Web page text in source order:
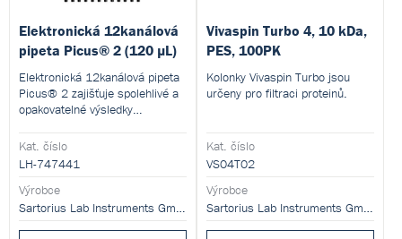
Elektronická 12kanálová
pipeta Picus® 2 (120 µL)
Elektronická 12kanálová pipeta
Picus® 2 zajišťuje spolehlivé a
opakovatelné výsledky
ergonomický design, který je
šetrný k vaší ruce.
Kat. číslo
LH-747441
Výrobce
Sartorius Lab Instruments GmbH and Co. KG
Vivaspin Turbo 4, 10 kDa,
PES, 100PK
Kolonky Vivaspin Turbo jsou
určeny pro filtraci proteinů.
Kat. číslo
VS04T02
Výrobce
Sartorius Lab Instruments GmbH and Co. KG